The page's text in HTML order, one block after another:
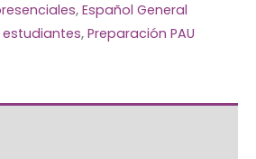
, Español General
estudiantes, Preparación PAU